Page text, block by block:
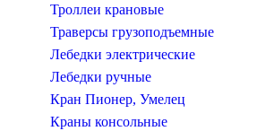
Троллеи крановые
Траверсы грузоподъемные
Лебедки электрические
Лебедки ручные
Кран Пионер, Умелец
Краны консольные